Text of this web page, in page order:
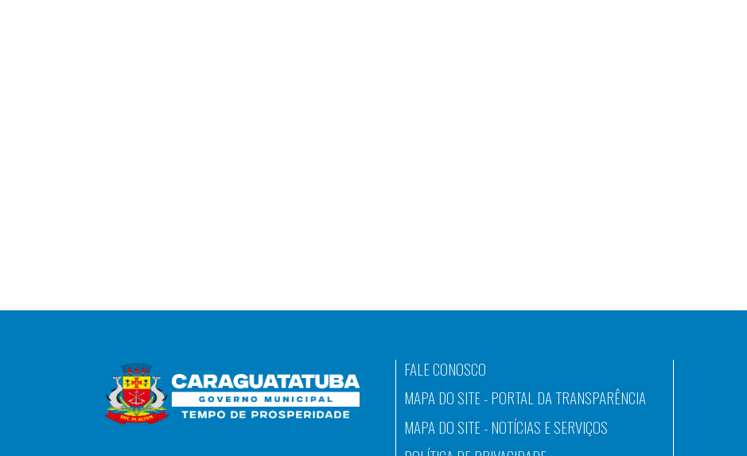
FALE CONOSCO
MAPA DO SITE - PORTAL DA TRANSPARÊNCIA
MAPA DO SITE - NOTÍCIAS E SERVIÇOS